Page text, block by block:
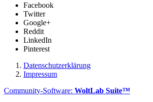
Facebook
Twitter
Google+
Reddit
LinkedIn
Pinterest
Datenschutzerklärung
Impressum
Community-Software: WoltLab Suite™